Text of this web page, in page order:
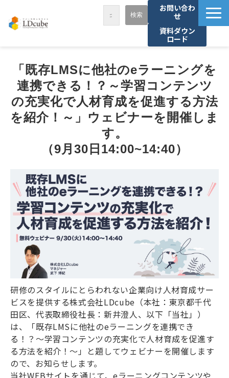
お問い合わ
せ
資料ダウン
ロード
サービス一覧
課題から探す
事例紹介
セミナー・講座
お役立ち情報
パートナー募集
「既存LMSに他社のeラーニングを
連携できる！？～学習コンテンツ
の充実化で人材育成を促進する方法
を紹介！～」ウェビナーを開催しま
す。
（9月30日14:00~14:40）
研修のスタイルにとらわれない企業向け人材育成サー
ビスを提供する株式会社LDcube（本社：東京都千代
田区、代表取締役社長：新井澄人、以下「当社」）
は、「既存LMSに他社のeラーニングを連携でき
る！？～学習コンテンツの充実化で人材育成を促進す
る方法を紹介！～」と題してウェビナーを開催します
ので、お知らせします。
当社WEBサイトを通じて、eラーニングコンテンツや